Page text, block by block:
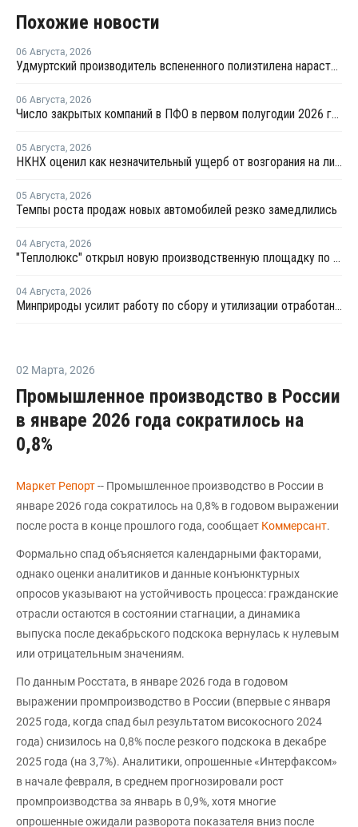
Похожие новости
06 Августа, 2026
Удмуртский производитель вспененного полиэтилена нарастит выпуск на 15%
06 Августа, 2026
Число закрытых компаний в ПФО в первом полугодии 2026 года вдвое превысило число новых
05 Августа, 2026
НКНХ оценил как незначительный ущерб от возгорания на линии полистирола
05 Августа, 2026
Темпы роста продаж новых автомобилей резко замедлились
04 Августа, 2026
"Теплолюкс" открыл новую производственную площадку по выпуску инженерных систем
04 Августа, 2026
Минприроды усилит работу по сбору и утилизации отработанных шин
02 Марта, 2026
Промышленное производство в России
в январе 2026 года сократилось на
0,8%
Маркет Репорт-- Промышленное производство в России в
январе 2026 года сократилось на 0,8% в годовом выражении
после роста в конце прошлого года, сообщает Коммерсант.
Формально спад объясняется календарными факторами,
однако оценки аналитиков и данные конъюнктурных
опросов указывают на устойчивость процесса: гражданские
отрасли остаются в состоянии стагнации, а динамика
выпуска после декабрьского подскока вернулась к нулевым
или отрицательным значениям.
По данным Росстата, в январе 2026 года в годовом
выражении промпроизводство в России (впервые с января
2025 года, когда спад был результатом високосного 2024
года) снизилось на 0,8% после резкого подскока в декабре
2025 года (на 3,7%). Аналитики, опрошенные «Интерфаксом»
в начале февраля, в среднем прогнозировали рост
промпроизводства за январь в 0,9%, хотя многие
опрошенные ожидали разворота показателя вниз после